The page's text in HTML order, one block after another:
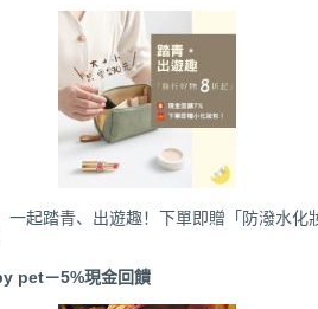
一起踏青、出遊趣！下單即贈「防潑水化
pet－5%現金回饋